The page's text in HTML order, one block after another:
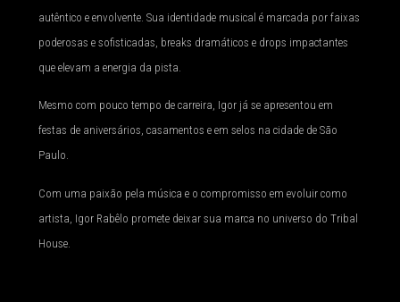
autêntico e envolvente. Sua identidade musical é marcada por faixas
poderosas e sofisticadas, breaks dramáticos e drops impactantes
que elevam a energia da pista.
Mesmo com pouco tempo de carreira, Igor já se apresentou em
festas de aniversários, casamentos e em selos na cidade de São
Paulo.
Com uma paixão pela música e o compromisso em evoluir como
artista, Igor Rabêlo promete deixar sua marca no universo do Tribal
House.